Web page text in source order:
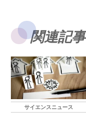
関連記事
サイエンスニュース